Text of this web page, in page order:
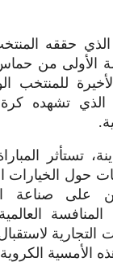
حققه
الأولى من
للمنتخب
الذي تشهده كرة
تستأثر
حول الخيارات
على
التجارية
الأمسية